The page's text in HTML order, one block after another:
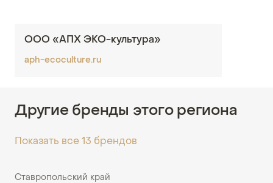
ООО «АПХ ЭКО-культура»
aph-ecoculture.ru
Другие бренды этого региона
Показать все 13 брендов
Ставропольский край